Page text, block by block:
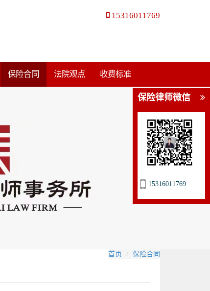
15316011769
保险合同 法院观点 收费标准
首页 保险合同
保险律师微信
15316011769